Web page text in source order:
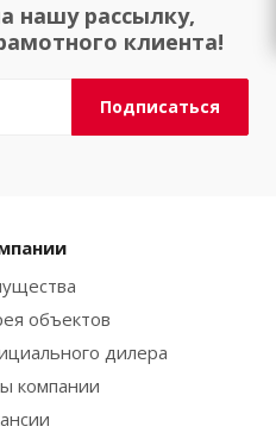
нашу рассылку,
клиента!
объектов
дилера
компании